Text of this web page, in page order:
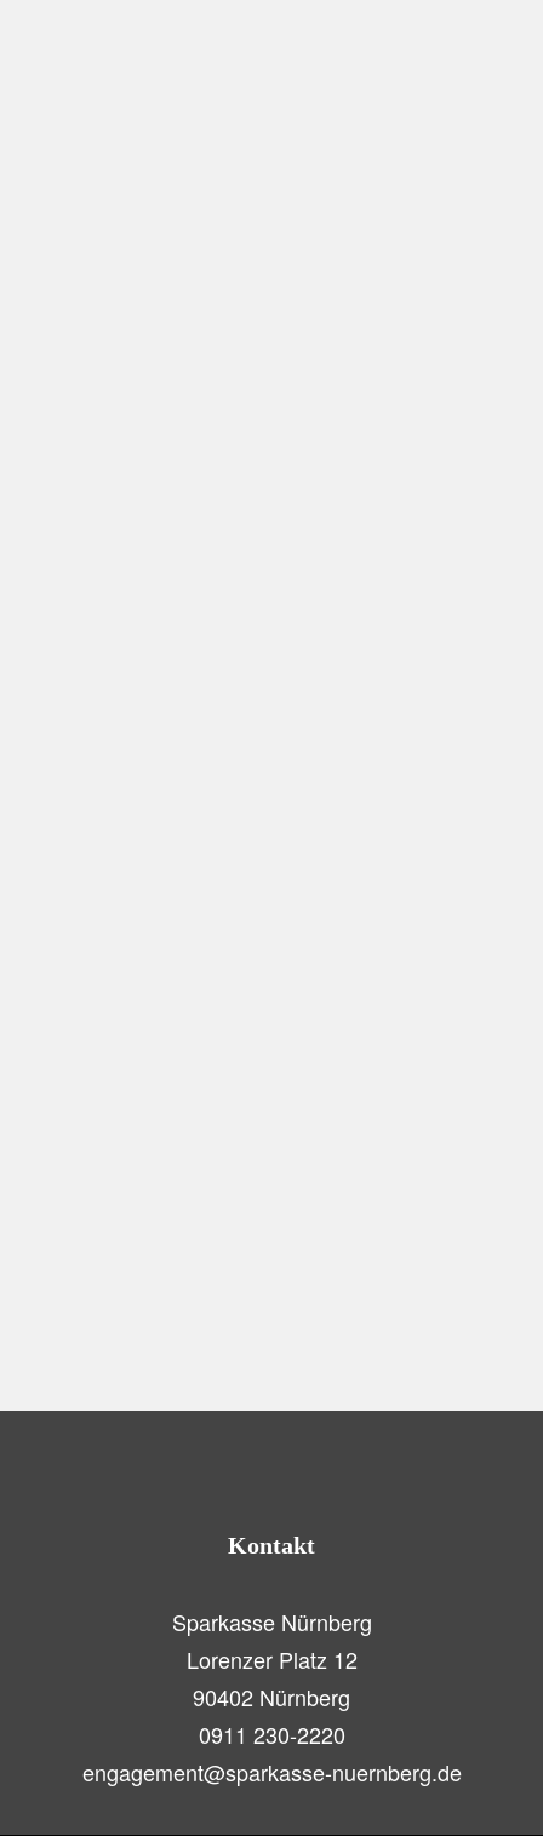
Kontakt
Sparkasse Nürnberg
Lorenzer Platz 12
90402 Nürnberg
0911 230-2220
engagement@sparkasse-nuernberg.de